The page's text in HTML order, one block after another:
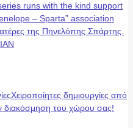
runs with the kind support
– Sparta” association
της Πηνελόπης Σπάρτης.
Χειροποίητες δημιουργίες από
διακόσμηση του χώρου σας!